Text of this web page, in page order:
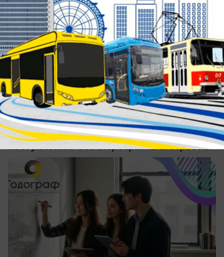
вчера в 15:28 2
1 сентября
10–11 класс в «Годографе»: подготовка к
поступлению без бюрократии и стресса